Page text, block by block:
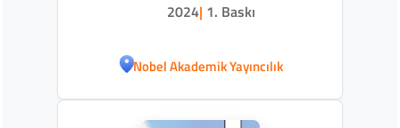
2024| 1. Baskı
Nobel Akademik Yayıncılık